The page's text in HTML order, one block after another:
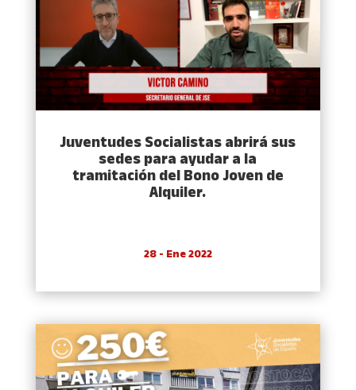
Juventudes Socialistas abrirá sus
sedes para ayudar a la
tramitación del Bono Joven de
Alquiler.
28 - Ene 2022